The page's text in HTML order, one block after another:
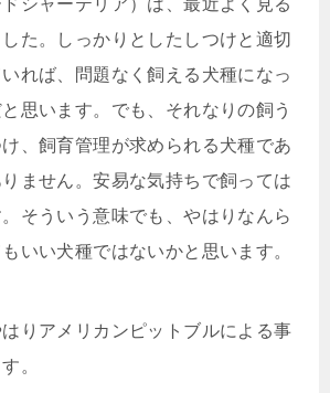
シャーテリア）は、最近よく見る
た。しっかりとしたしつけと適切
れば、問題なく飼える犬種になっ
思います。でも、それなりの飼う
、飼育管理が求められる犬種であ
ません。安易な気持ちで飼っては
そういう意味でも、やはりなんら
いい犬種ではないかと思います。
りアメリカンピットブルによる事
。